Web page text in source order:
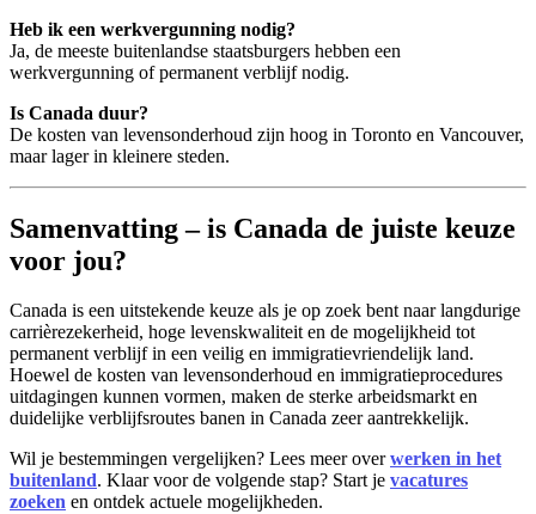
Heb ik een werkvergunning nodig?
Ja, de meeste buitenlandse staatsburgers hebben een
werkvergunning of permanent verblijf nodig.
Is Canada duur?
De kosten van levensonderhoud zijn hoog in Toronto en Vancouver,
maar lager in kleinere steden.
Samenvatting – is Canada de juiste keuze
voor jou?
Canada is een uitstekende keuze als je op zoek bent naar langdurige
carrièrezekerheid, hoge levenskwaliteit en de mogelijkheid tot
permanent verblijf in een veilig en immigratievriendelijk land.
Hoewel de kosten van levensonderhoud en immigratieprocedures
uitdagingen kunnen vormen, maken de sterke arbeidsmarkt en
duidelijke verblijfsroutes banen in Canada zeer aantrekkelijk.
Wil je bestemmingen vergelijken? Lees meer overwerken in het
buitenland. Klaar voor de volgende stap? Start je vacatures
zoeken en ontdek actuele mogelijkheden.